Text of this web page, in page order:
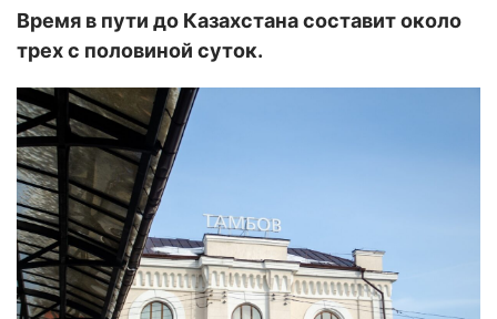
Время в пути до Казахстана составит около
трех с половиной суток.